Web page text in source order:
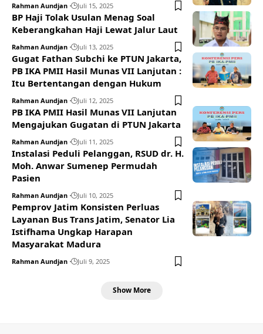
Rahman Aundjan Juli 15, 2025
BP Haji Tolak Usulan Menag Soal
Keberangkahan Haji Lewat Jalur Laut
Rahman Aundjan Juli 13, 2025
Gugat Fathan Subchi ke PTUN Jakarta,
PB IKA PMII Hasil Munas VII Lanjutan :
Itu Bertentangan dengan Hukum
Rahman Aundjan Juli 12, 2025
PB IKA PMII Hasil Munas VII Lanjutan
Mengajukan Gugatan di PTUN Jakarta
Rahman Aundjan Juli 11, 2025
Instalasi Peduli Pelanggan, RSUD dr. H.
Moh. Anwar Sumenep Permudah
Pasien
Rahman Aundjan Juli 10, 2025
Pemprov Jatim Konsisten Perluas
Layanan Bus Trans Jatim, Senator Lia
Istifhama Ungkap Harapan
Masyarakat Madura
Rahman Aundjan Juli 9, 2025
Show More